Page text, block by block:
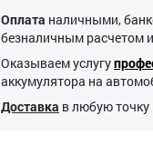
Оплата наличными,
безналичным расчетом
Оказываем услугу
аккумулятора на
Доставка в любую точку